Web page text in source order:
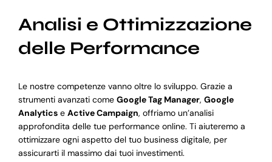
Analisi e Ottimizzazione
delle Performance
Le nostre competenze vanno oltre lo sviluppo. Grazie a
strumenti avanzati come Google Tag Manager, Google
Analyticse Active Campaign, offriamo un’analisi
approfondita delle tue performance online. Ti aiuteremo a
ottimizzare ogni aspetto del tuo business digitale, per
assicurarti il massimo dai tuoi investimenti.